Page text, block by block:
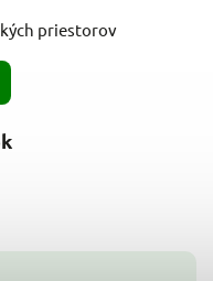
priestorov